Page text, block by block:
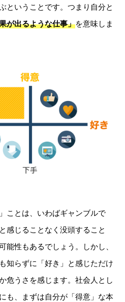
ということです。つまり自分と
が出るような仕事」を意味しま
ことは、いわばギャンブルで
感じることなく没頭すること
能性もあるでしょう。しかし、
知らずに「好き」と感じただけ
危うさを感じます。社会人とし
も、まずは自分が「得意」な本